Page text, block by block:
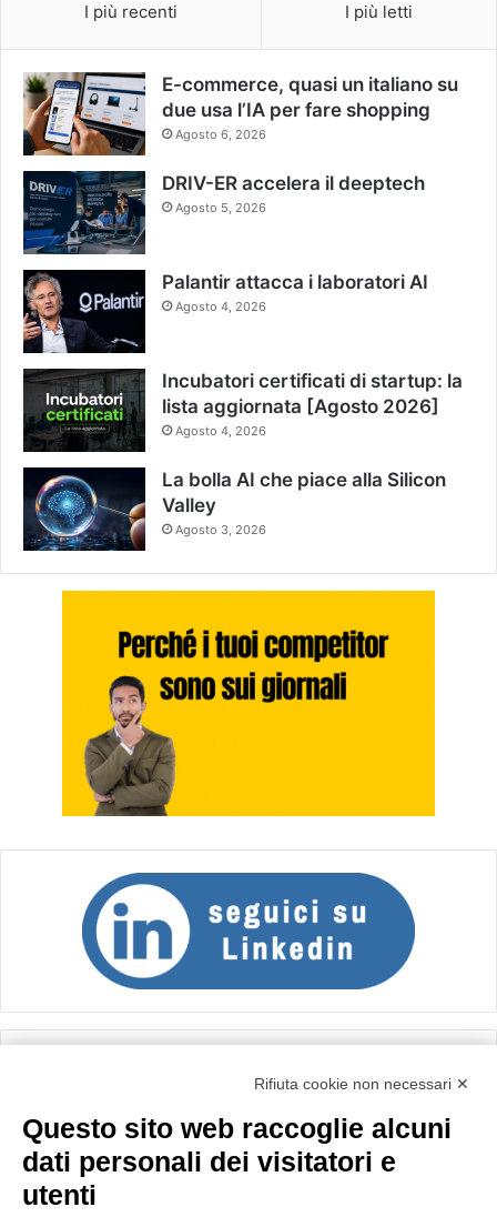
I più recenti I più letti
E-commerce, quasi un italiano su
due usa l’IA per fare shopping
Agosto 6, 2026
DRIV-ER accelera il deeptech
Agosto 5, 2026
Palantir attacca i laboratori AI
Agosto 4, 2026
Incubatori certificati di startup: la
lista aggiornata [Agosto 2026]
Agosto 4, 2026
La bolla AI che piace alla Silicon
Valley
Agosto 3, 2026
Importo netto (€):
Rifiuta cookie non necessari ✕
Questo sito web raccoglie alcuni
dati personali dei visitatori e
utenti